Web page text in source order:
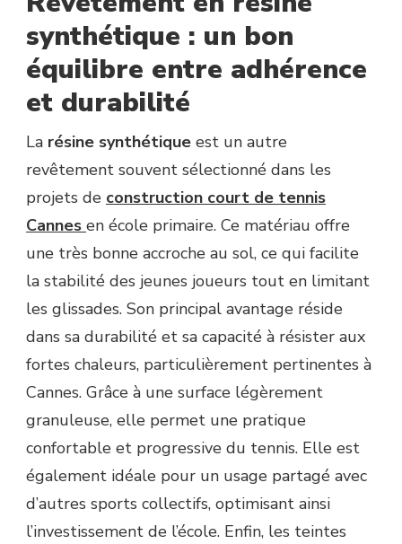
synthétique : un bon
équilibre entre adhérence
et durabilité
La résine synthétique est un autre
revêtement souvent sélectionné dans les
projets de construction court de tennis
Cannes en école primaire. Ce matériau offre
une très bonne accroche au sol, ce qui facilite
la stabilité des jeunes joueurs tout en limitant
les glissades. Son principal avantage réside
dans sa durabilité et sa capacité à résister aux
fortes chaleurs, particulièrement pertinentes à
Cannes. Grâce à une surface légèrement
granuleuse, elle permet une pratique
confortable et progressive du tennis. Elle est
également idéale pour un usage partagé avec
d’autres sports collectifs, optimisant ainsi
l’investissement de l’école. Enfin, les teintes